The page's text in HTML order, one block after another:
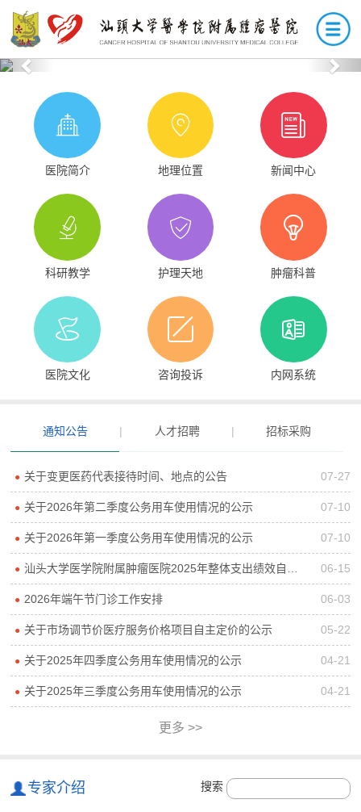
Previous
医院简介 地理位置 新闻中心
科研教学 护理天地 肿瘤科普
医院文化 咨询投诉 内网系统
通知公告 | 人才招聘 | 招标采购
● 关于变更医药代表接待时间、地点的公告 07-27
● 关于2026年第二季度公务用车使用情况的公示 07-10
● 关于2026年第一季度公务用车使用情况的公示 07-10
● 汕头大学医学院附属肿瘤医院2025年整体支出绩效自评报告 06-15
● 2026年端午节门诊工作安排 06-03
● 关于市场调节价医疗服务价格项目自主定价的公示 05-22
● 关于2025年四季度公务用车使用情况的公示 04-21
● 关于2025年三季度公务用车使用情况的公示 04-21
更多 >>
专家介绍 搜索